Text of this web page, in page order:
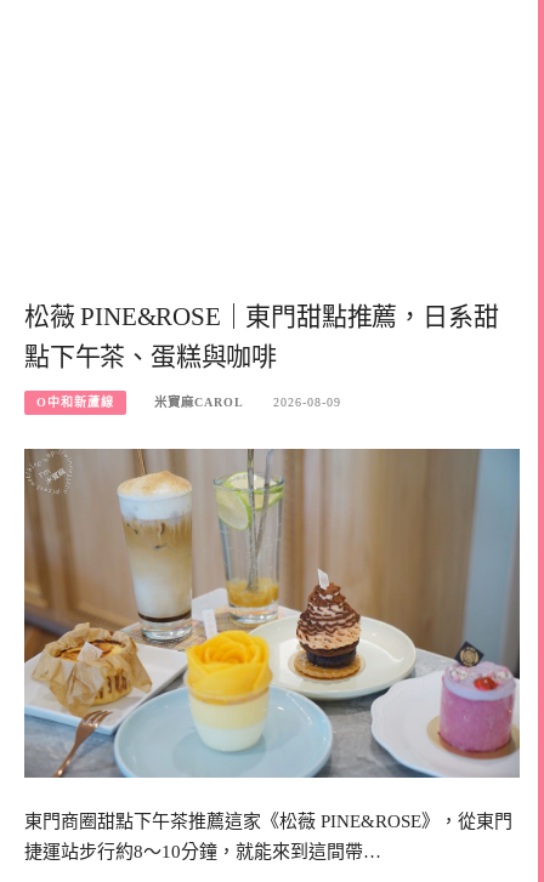
松薇 PINE&ROSE｜東門甜點推薦，日系甜
點下午茶、蛋糕與咖啡
O中和新蘆線 米寶麻CAROL 2026-08-09
東門商圈甜點下午茶推薦這家《松薇 PINE&ROSE》，從東門
捷運站步行約8～10分鐘，就能來到這間帶…